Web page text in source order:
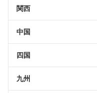
関西
中国
四国
九州